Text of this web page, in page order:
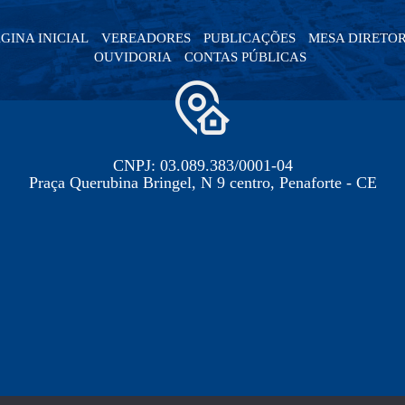
INICIAL VEREADORES PUBLICAÇÕES
MESA
OUVIDORIA
CONTAS PÚBLICAS
CNPJ: 03.089.383/0001-04
Praça Querubina Bringel, N 9 centro, Penaforte - CE